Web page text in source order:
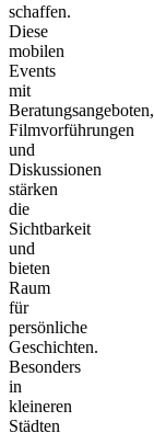
schaffen.
Diese
mobilen
Events
mit
Beratungsangeboten,
Filmvorführungen
und
Diskussionen
stärken
die
Sichtbarkeit
und
bieten
Raum
für
persönliche
Geschichten.
Besonders
in
kleineren
Städten